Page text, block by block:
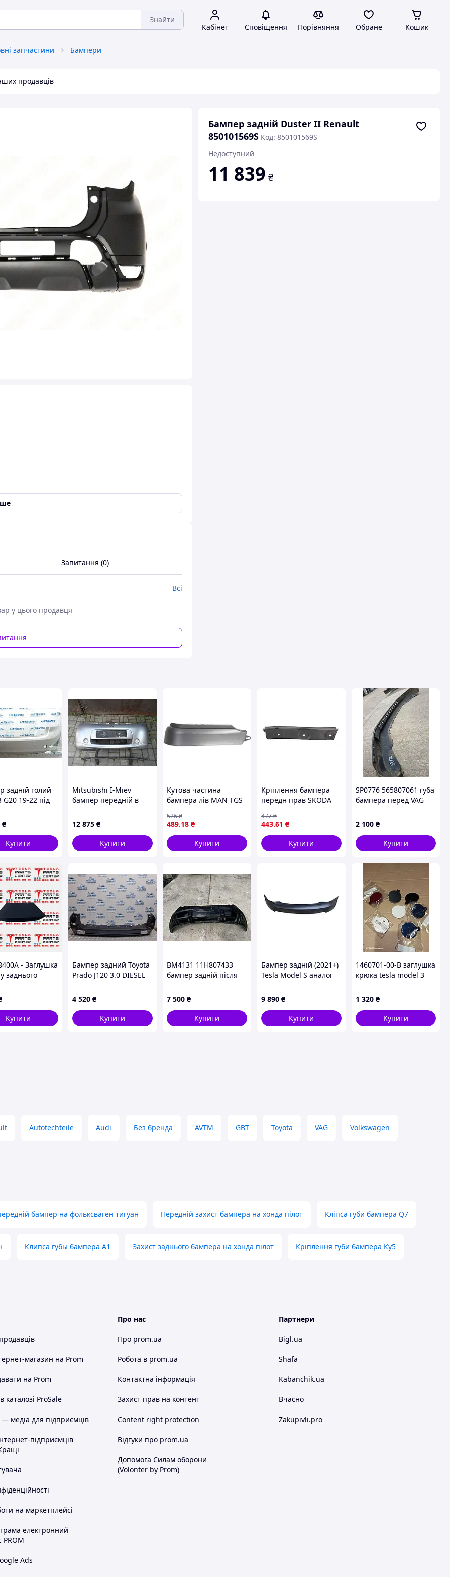
Знайти
Кабінет Сповіщення Порівняння Обране Кошик
запчастини Бампери
продавців
Бампер задній Duster II Renault
850101569S Код: 850101569S
Недоступний
11 839 ₴
якості та найкращим виготовленням.
за найдоступнішими цінами для будь-
Запитання (0)
Всі
у цього продавця
задній голий
G20 19-22 під
₴
Купити
Mitsubishi I-Miev
бампер передній в
12 875 ₴
Купити
Кутова частина
бампера лів MAN TGS
MAN-CP-012L
489.18 ₴
526₴
Купити
Кріплення бампера
передн прав SKODA
BLIC 1023-43-004422P
443.61 ₴
477₴
Купити
SP0776 565807061 губа
бампера перед VAG
2 100 ₴
Купити
- Заглушка
заднього
Tesla Model X.
Купити
Бампер задний Toyota
Prado J120 3.0 DIESEL
4 520 ₴
Купити
BM4131 11H807433
бампер задній після
Unyx 2024-
7 500 ₴
Купити
Бампер задній (2021+)
Tesla Model S аналог
9 890 ₴
Купити
1460701-00-В заглушка
крюка tesla model 3
1 320 ₴
Купити
Autotechteile Audi Без бренда AVTM GBT Toyota VAG Volkswagen
бампер на фольксваген тигуан Передній захист бампера на хонда пілот Кліпса губи бампера Q7
Клипса губы бампера A1 Захист заднього бампера на хонда пілот Кріплення губи бампера Ку5
магазин на Prom
на Prom
каталозі ProSale
медіа для підприємців
підприємців
на маркетплейсі
електронний
PROM
Ads
Про нас
Про prom.ua
Робота в prom.ua
Контактна інформація
Захист прав на контент
Content right protection
Відгуки про prom.ua
Допомога Силам оборони
(Volonter by Prom)
Партнери
Bigl.ua
Shafa
Kabanchik.ua
Вчасно
Zakupivli.pro